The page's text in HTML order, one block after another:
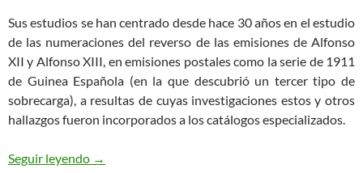
Sus estudios se han centrado desde hace 30 años en el estudio
de las numeraciones del reverso de las emisiones de Alfonso
XII y Alfonso XIII, en emisiones postales como la serie de 1911
de Guinea Española (en la que descubrió un tercer tipo de
sobrecarga), a resultas de cuyas investigaciones estos y otros
hallazgos fueron incorporados a los catálogos especializados.
Seguir leyendo Correo marítimo de Cuba con el exterior. Siglo
→